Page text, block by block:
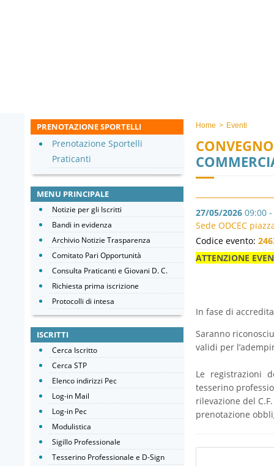
Home > Eventi
27/05/2026 09:00
Sede ODCEC
Codice evento:
ATTENZIONE
In fase di
Saranno
validi per
Le registrazioni
tesserino
rilevazione del
prenotazione
PRENOTAZIONE SPORTELLI
Prenotazione Sportelli
Praticanti
MENU PRINCIPALE
Notizie per gli Iscritti
Bandi in evidenza
Archivio Notizie Trasparenza
Comitato Pari Opportunità
Consulta Praticanti e Giovani D. C.
Richiesta prima iscrizione
Protocolli di intesa
ISCRITTI
Cerca Iscritto
Cerca STP
Elenco indirizzi Pec
Log-in Mail
Log-in Pec
Modulistica
Sigillo Professionale
Tesserino Professionale e D-Sign